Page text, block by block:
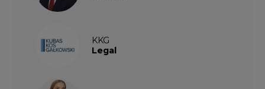
KKG
Legal